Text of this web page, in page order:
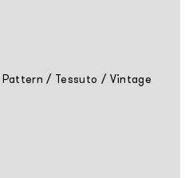
Pattern / Tessuto / Vintage